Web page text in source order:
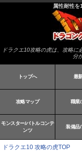
属性耐性
ドラクエ10攻略の虎は、攻略に
分
トップへ 最
攻略マップ 職業
モンスター/バトルコンテ
ンツ
装備品
ドラクエ10 攻略の虎TOP